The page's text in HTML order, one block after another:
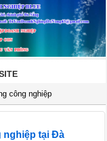
công nghiệp
nghiệp tại Đà